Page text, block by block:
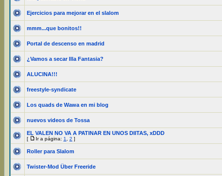
Ejercicios para mejorar en el slalom
mmm...que bonitos!!
Portal de descenso en madrid
¿Vamos a secar Illa Fantasia?
ALUCINA!!!
freestyle-syndicate
Los quads de Wawa en mi blog
nuevos videos de Tossa
EL VALEN NO VA A PATINAR EN UNOS DIITAS, xDDD
[ Ir a página: 1 2 ]
Roller para Slalom
Twister-Mod Über Freeride